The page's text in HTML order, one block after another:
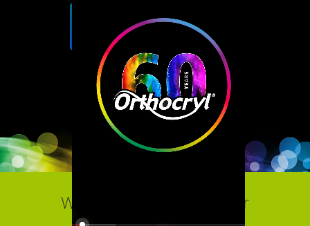
o-atlas bestellen
Wissen für Praxis & Labor